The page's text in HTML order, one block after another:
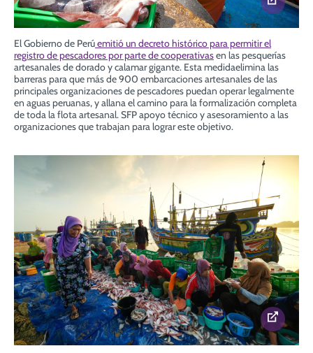
El Gobierno de Perúemitió un decreto histórico para permitir el
registro de pescadores por parte de cooperativasen las pesquerías
artesanales de dorado y calamar gigante. Esta medidaelimina las
barreras para que más de 900 embarcaciones artesanales de las
principales organizaciones de pescadores puedan operar legalmente
en aguas peruanas, yallana el camino para la formalización completa
de toda la flota artesanal. SFP apoyo técnico y asesoramiento a las
organizaciones que trabajan para lograr este objetivo.